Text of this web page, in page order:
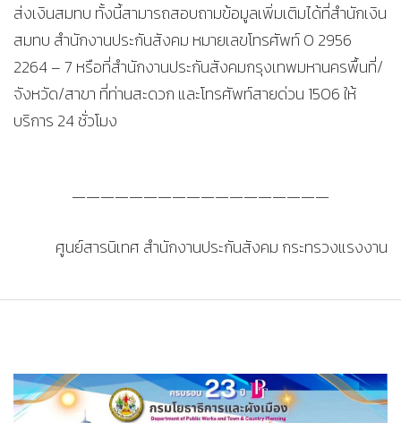
ส่งเงินสมทบ ทั้งนี้สามารถสอบถามข้อมูลเพิ่มเติมได้ที่สำนักเงิน
สมทบ สำนักงานประกันสังคม หมายเลขโทรศัพท์ 0 2956
2264 – 7 หรือที่สำนักงานประกันสังคมกรุงเทพมหานครพื้นที่/
จังหวัด/สาขา ที่ท่านสะดวก และโทรศัพท์สายด่วน 1506 ให้
บริการ 24 ชั่วโมง
——————————————————
ศูนย์สารนิเทศ สำนักงานประกันสังคม กระทรวงแรงงาน